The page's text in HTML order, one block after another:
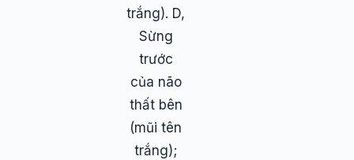
trắng). D,
Sừng
trước
của não
thất bên
(mũi tên
trắng);